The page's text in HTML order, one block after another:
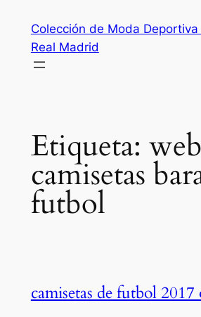
contenido
Colección de Moda Deportiva
Real Madrid
Etiqueta: web
camisetas
futbol
camisetas de futbol 2017